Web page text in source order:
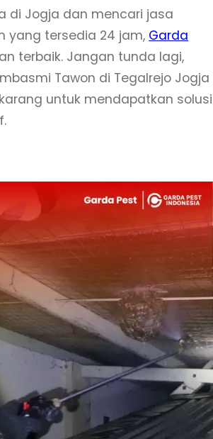
di Jogja dan mencari jasa
yang tersedia 24 jam, Garda
terbaik. Jangan tunda lagi,
Tawon di Tegalrejo Jogja
untuk mendapatkan solusi